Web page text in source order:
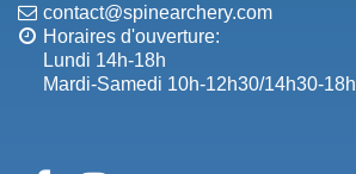
contact@spinearchery.com
Horaires d'ouverture:
Lundi 14h-18h
Mardi-Samedi 10h-12h30/14h30-18h